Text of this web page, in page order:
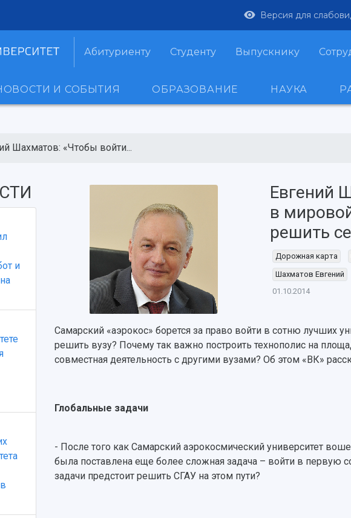
Версия для
Абитуриенту Студенту Выпускнику
И СОБЫТИЯ ОБРАЗОВАНИЕ НАУКА
Шахматов: «Чтобы войти...
и
Евгений
в
решить
Дорожная карта
Шахматов Евгений
01.10.2014
Самарский «аэрокос» борется за право войти в сотню лучших
решить вузу? Почему так важно построить технополис на
совместная деятельность с другими вузами? Об этом «ВК»
Глобальные задачи
- После того как Самарский аэрокосмический университет
была поставлена еще более сложная задача – войти в первую
задачи предстоит решить СГАУ на этом пути?